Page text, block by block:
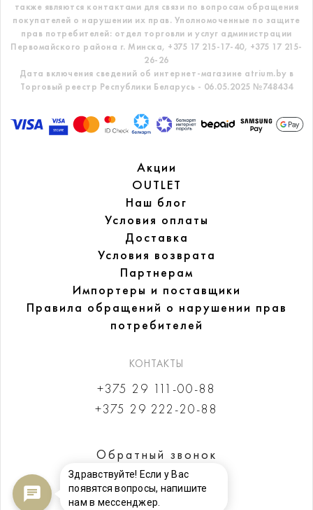
также являются контактами для связи по вопросам обращения
покупателей о нарушении их прав. Уполномоченные по защите
прав потребителей: отдел торговли и услуг администрации
Первомайского района г. Минска, +375 17 215-17-40, +375 17 215-
26-26
Дата включения сведений об интернет-магазине atrium.by в
Торговый реестр Республики Беларусь - 06.05.2025 №748434
Акции
OUTLET
Наш блог
Условия оплаты
Доставка
Условия возврата
Партнерам
Импортеры и поставщики
Правила обращений о нарушении прав
потребителей
КОНТАКТЫ
+375 29 111-00-88
+375 29 222-20-88
Обратный звонок
Здравствуйте! Если у Вас
появятся вопросы, напишите
нам в мессенджер.